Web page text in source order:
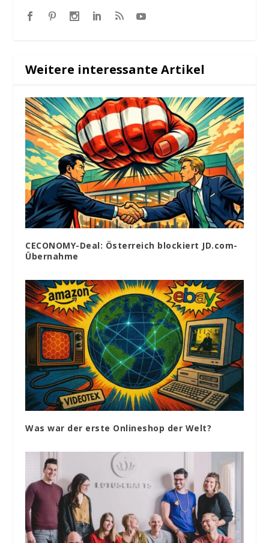
Weitere interessante Artikel
CECONOMY-Deal: Österreich blockiert JD.com-
Übernahme
Was war der erste Onlineshop der Welt?